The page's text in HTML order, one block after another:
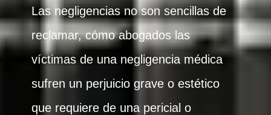
Las negligencias no son sencillas de
reclamar, cómo abogados las
víctimas de una negligencia médica
sufren un perjuicio grave o estético
que requiere de una pericial o